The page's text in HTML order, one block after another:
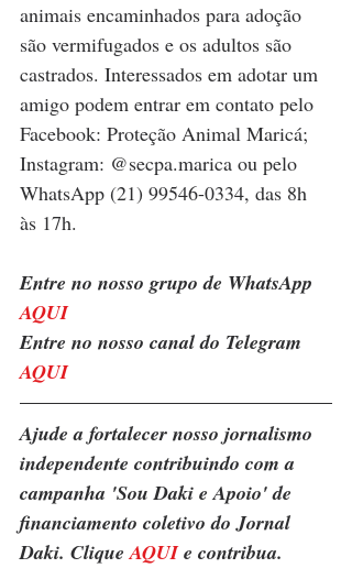
animais encaminhados para adoção
são vermifugados e os adultos são
castrados. Interessados em adotar um
amigo podem entrar em contato pelo
Facebook: Proteção Animal Maricá;
Instagram: @secpa.marica ou pelo
WhatsApp (21) 99546-0334, das 8h
às 17h.
Entre no nosso grupo de WhatsApp
AQUI
Entre no nosso canal do Telegram
AQUI
Ajude a fortalecer nosso jornalismo
independente contribuindo com a
campanha 'Sou Daki e Apoio' de
financiamento coletivo do Jornal
Daki. Clique AQUI e contribua.